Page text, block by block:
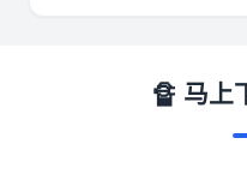
🔏 马上